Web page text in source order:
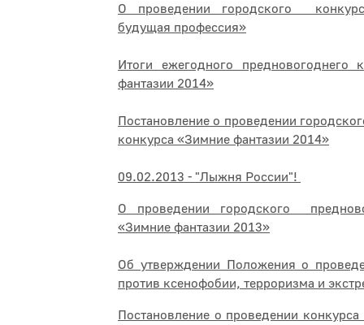
О проведении городского
будущая профессия»
Итоги ежегодного
фантазии 2014»
Постановление о проведении
конкурса «Зимние фантазии 2014»
09.02.2013 - "Лыжня России"!
О проведении городского
«Зимние фантазии 2013»
Об утверждении Положения о
против ксенофобии, терроризма и
Постановление о проведении конкурса